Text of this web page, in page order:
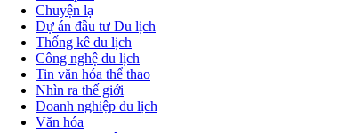
Chuyện lạ
Dự án đầu tư Du lịch
Thống kê du lịch
Công nghệ du lịch
Tin văn hóa thể thao
Nhìn ra thế giới
Doanh nghiệp du lịch
Văn hóa